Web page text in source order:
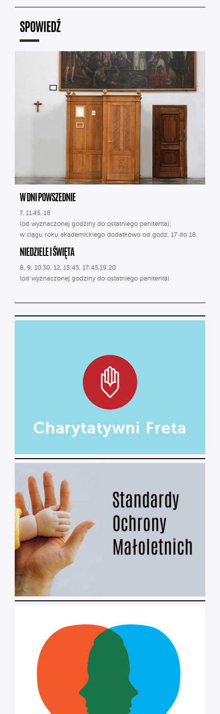
SPOWIEDŹ
W DNI POWSZEDNIE
7, 11.45, 18
(od wyznaczonej godziny do ostatniego penitenta);
w ciągu roku akademickiego dodatkowo od godz. 17 do 18.
NIEDZIELE I ŚWIĘTA
8, 9, 10.30, 12, 15:45, 17:45,19:20
(od wyznaczonej godziny do ostatniego penitenta)